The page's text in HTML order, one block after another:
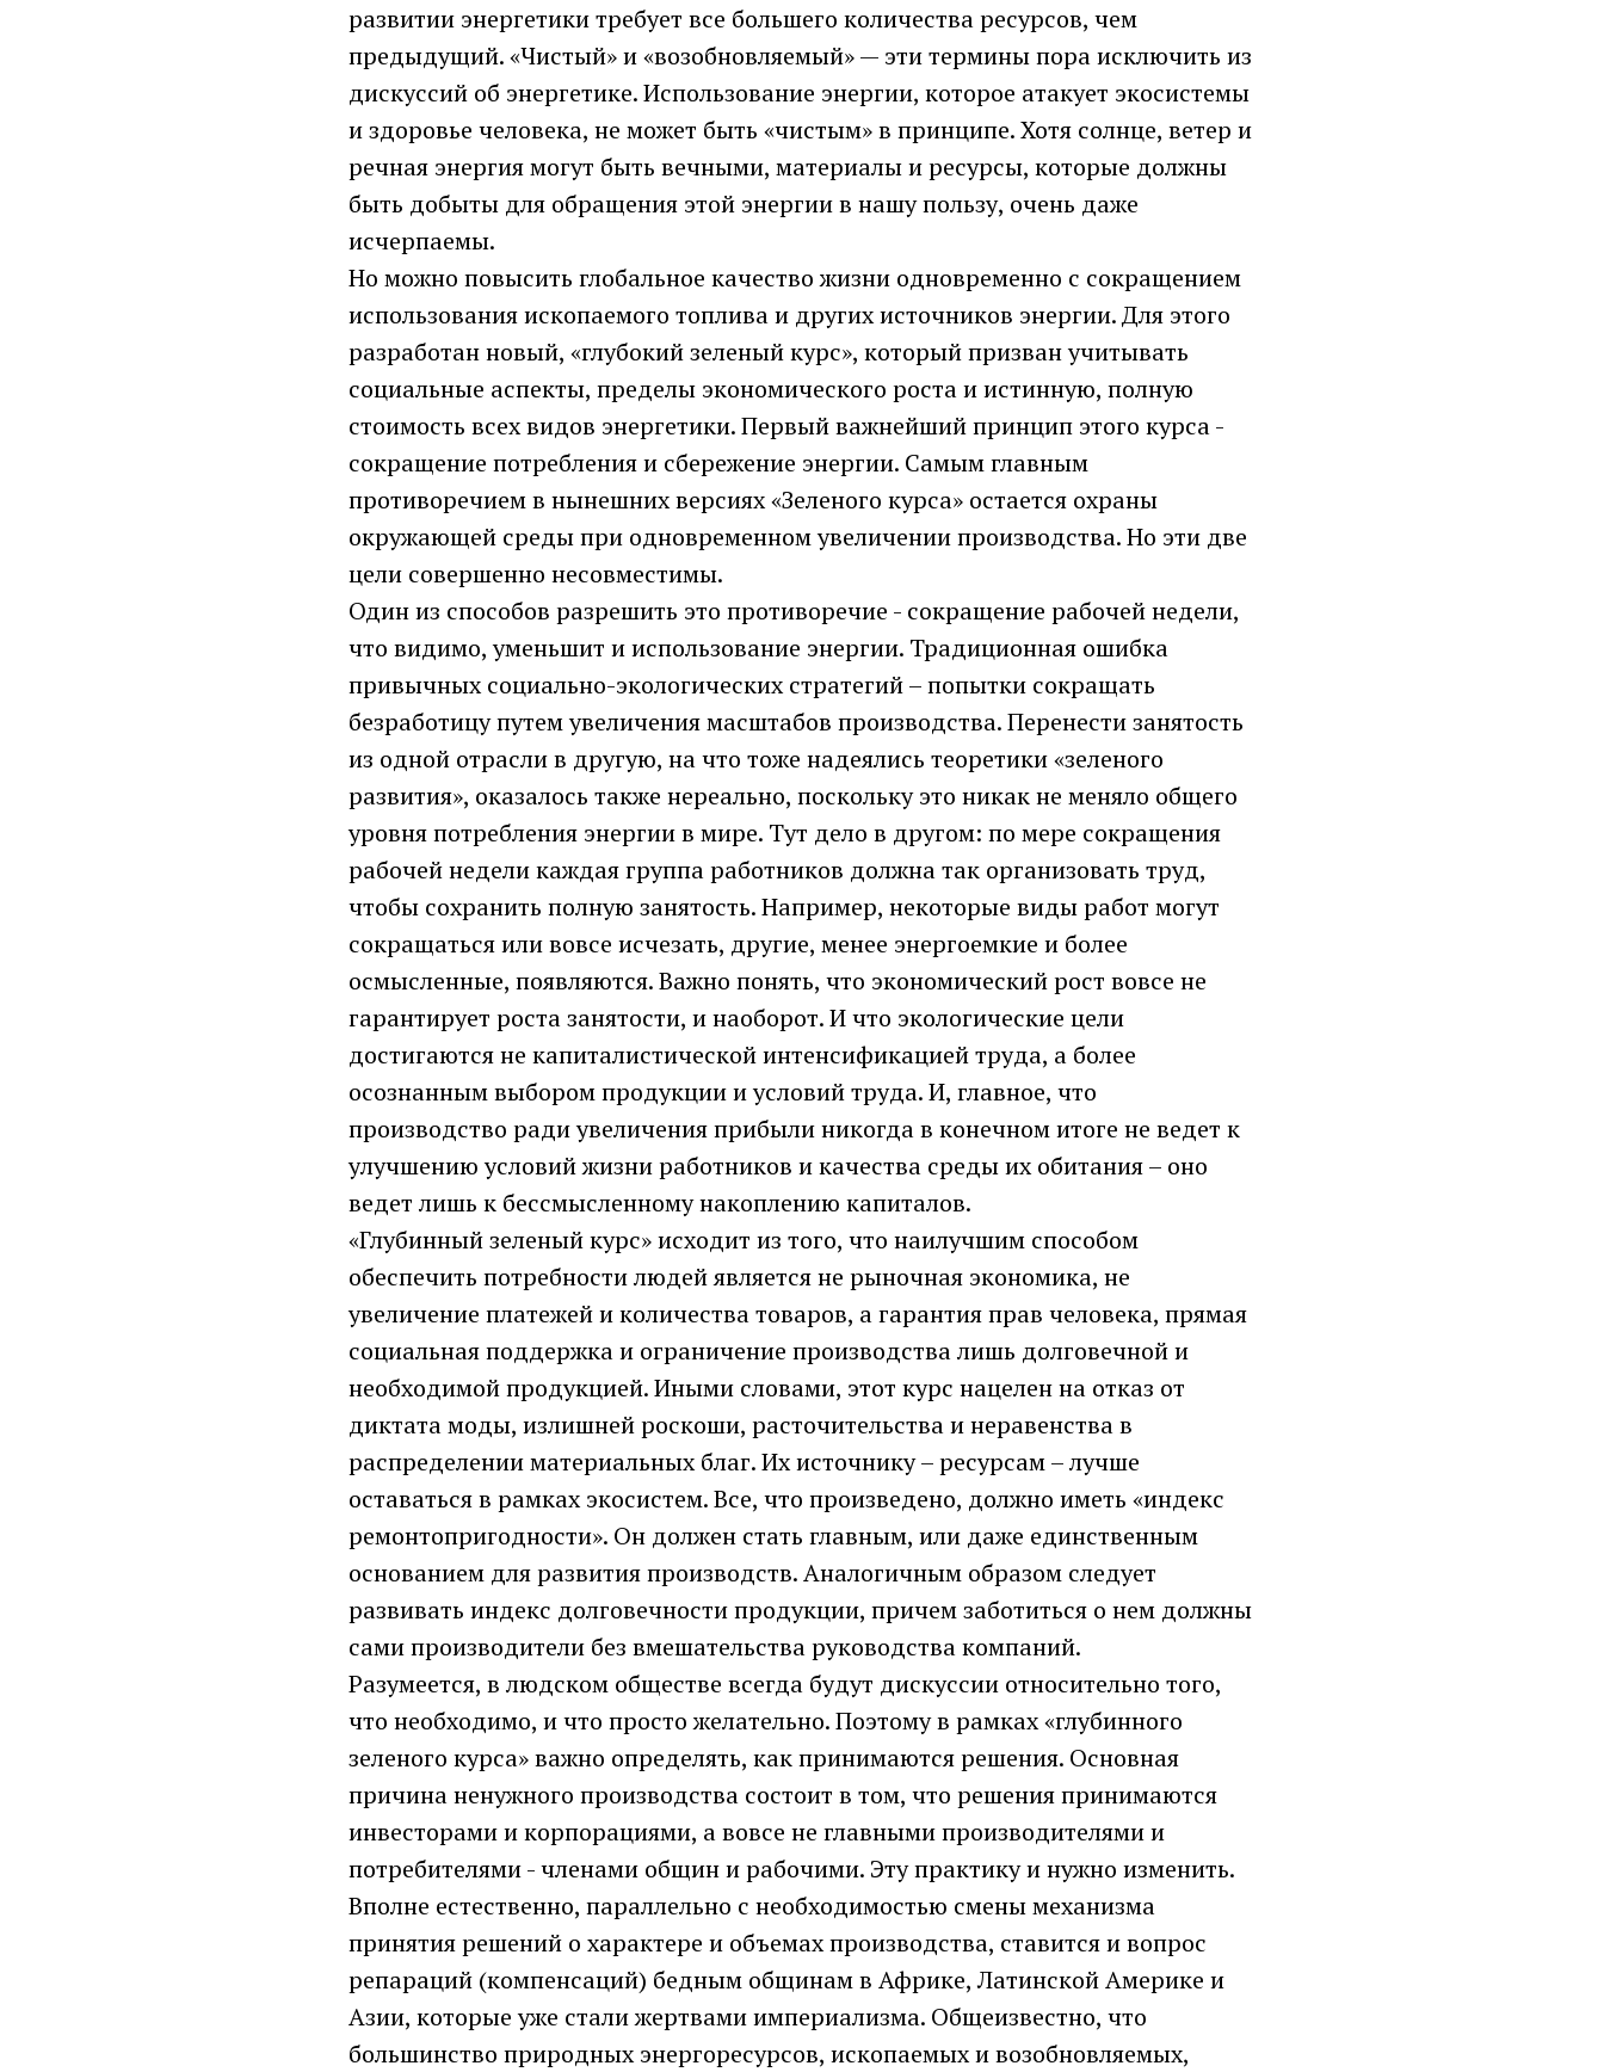
развитии энергетики требует все большего количества ресурсов, чем
предыдущий. «Чистый» и «возобновляемый» — эти термины пора исключить из
дискуссий об энергетике. Использование энергии, которое атакует экосистемы
и здоровье человека, не может быть «чистым» в принципе. Хотя солнце, ветер и
речная энергия могут быть вечными, материалы и ресурсы, которые должны
быть добыты для обращения этой энергии в нашу пользу, очень даже
исчерпаемы.
Но можно повысить глобальное качество жизни одновременно с сокращением
использования ископаемого топлива и других источников энергии. Для этого
разработан новый, «глубокий зеленый курс», который призван учитывать
социальные аспекты, пределы экономического роста и истинную, полную
стоимость всех видов энергетики. Первый важнейший принцип этого курса -
сокращение потребления и сбережение энергии. Самым главным
противоречием в нынешних версиях «Зеленого курса» остается охраны
окружающей среды при одновременном увеличении производства. Но эти две
цели совершенно несовместимы.
Один из способов разрешить это противоречие - сокращение рабочей недели,
что видимо, уменьшит и использование энергии. Традиционная ошибка
привычных социально-экологических стратегий – попытки сокращать
безработицу путем увеличения масштабов производства. Перенести занятость
из одной отрасли в другую, на что тоже надеялись теоретики «зеленого
развития», оказалось также нереально, поскольку это никак не меняло общего
уровня потребления энергии в мире. Тут дело в другом: по мере сокращения
рабочей недели каждая группа работников должна так организовать труд,
чтобы сохранить полную занятость. Например, некоторые виды работ могут
сокращаться или вовсе исчезать, другие, менее энергоемкие и более
осмысленные, появляются. Важно понять, что экономический рост вовсе не
гарантирует роста занятости, и наоборот. И что экологические цели
достигаются не капиталистической интенсификацией труда, а более
осознанным выбором продукции и условий труда. И, главное, что
производство ради увеличения прибыли никогда в конечном итоге не ведет к
улучшению условий жизни работников и качества среды их обитания – оно
ведет лишь к бессмысленному накоплению капиталов.
«Глубинный зеленый курс» исходит из того, что наилучшим способом
обеспечить потребности людей является не рыночная экономика, не
увеличение платежей и количества товаров, а гарантия прав человека, прямая
социальная поддержка и ограничение производства лишь долговечной и
необходимой продукцией. Иными словами, этот курс нацелен на отказ от
диктата моды, излишней роскоши, расточительства и неравенства в
распределении материальных благ. Их источнику – ресурсам – лучше
оставаться в рамках экосистем. Все, что произведено, должно иметь «индекс
ремонтопригодности». Он должен стать главным, или даже единственным
основанием для развития производств. Аналогичным образом следует
развивать индекс долговечности продукции, причем заботиться о нем должны
сами производители без вмешательства руководства компаний.
Разумеется, в людском обществе всегда будут дискуссии относительно того,
что необходимо, и что просто желательно. Поэтому в рамках «глубинного
зеленого курса» важно определять, как принимаются решения. Основная
причина ненужного производства состоит в том, что решения принимаются
инвесторами и корпорациями, а вовсе не главными производителями и
потребителями - членами общин и рабочими. Эту практику и нужно изменить.
Вполне естественно, параллельно с необходимостью смены механизма
принятия решений о характере и объемах производства, ставится и вопрос
репараций (компенсаций) бедным общинам в Африке, Латинской Америке и
Азии, которые уже стали жертвами империализма. Общеизвестно, что
большинство природных энергоресурсов, ископаемых и возобновляемых,